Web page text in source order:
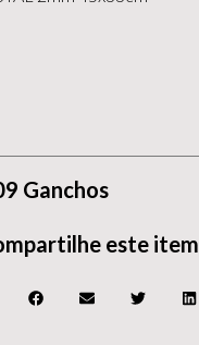
Ganchos
este item